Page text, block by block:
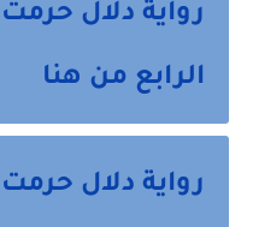
رواية دلال
الرابع من هنا
رواية دلال